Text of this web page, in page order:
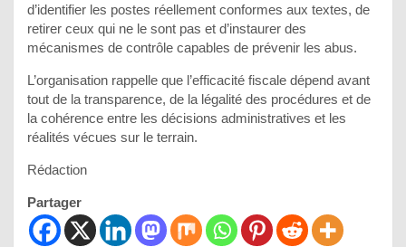
d’identifier les postes réellement conformes aux textes, de
retirer ceux qui ne le sont pas et d’instaurer des
mécanismes de contrôle capables de prévenir les abus.
L’organisation rappelle que l’efficacité fiscale dépend avant
tout de la transparence, de la légalité des procédures et de
la cohérence entre les décisions administratives et les
réalités vécues sur le terrain.
Rédaction
Partager